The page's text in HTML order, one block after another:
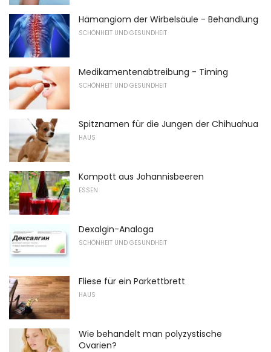
Hämangiom der Wirbelsäule - Behandlung
SCHÖNHEIT UND GESUNDHEIT
Medikamentenabtreibung - Timing
SCHÖNHEIT UND GESUNDHEIT
Spitznamen für die Jungen der Chihuahua
HAUS
Kompott aus Johannisbeeren
ESSEN
Dexalgin-Analoga
SCHÖNHEIT UND GESUNDHEIT
Fliese für ein Parkettbrett
HAUS
Wie behandelt man polyzystische
Ovarien?